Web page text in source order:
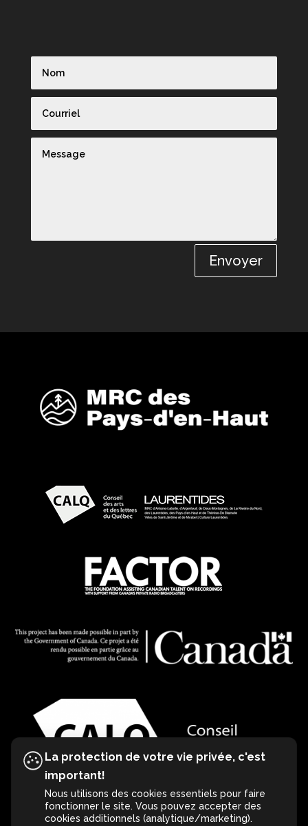
Envoyer
La protection de votre vie privée, c'est
important!
Nous utilisons des cookies essentiels pour faire
fonctionner le site. Vous pouvez accepter des
cookies additionnels (analytique/marketing).